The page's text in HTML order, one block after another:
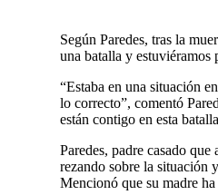
Según Paredes, tras la
una batalla y estuviéramos
“Estaba en una situación
lo correcto”, comentó
están contigo en esta
Paredes, padre casado
rezando sobre la situación
Mencionó que su madre